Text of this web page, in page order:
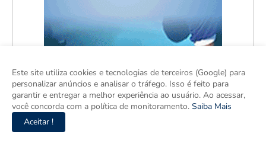
Este site utiliza cookies e tecnologias de terceiros (Google) para
personalizar anúncios e analisar o tráfego. Isso é feito para
garantir e entregar a melhor experiência ao usuário. Ao acessar,
você concorda com a política de monitoramento. Saiba Mais
Aceitar !